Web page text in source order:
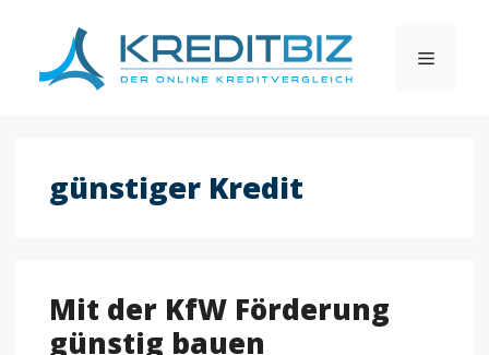
content
MENU
günstiger Kredit
Mit der KfW Förderung
günstig bauen